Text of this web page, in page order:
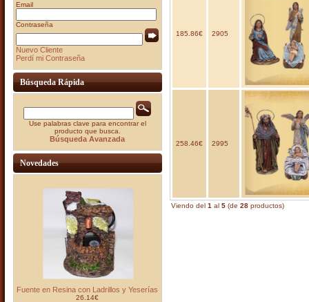
Email
Contraseña
Nuevo Cliente
Perdí mi Contraseña
Búsqueda Rápida
Use palabras clave para encontrar el
producto que busca.
Búsqueda Avanzada
Novedades
Fuente en Resina con Ladrillos y Yeserías
26.14€
185.86€ 2905
258.46€ 2995
Viendo del 1 al 5(de 28productos)